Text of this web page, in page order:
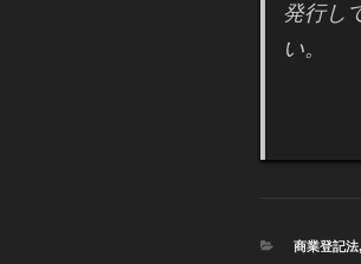
発行し
い。
カ
商業登記法,